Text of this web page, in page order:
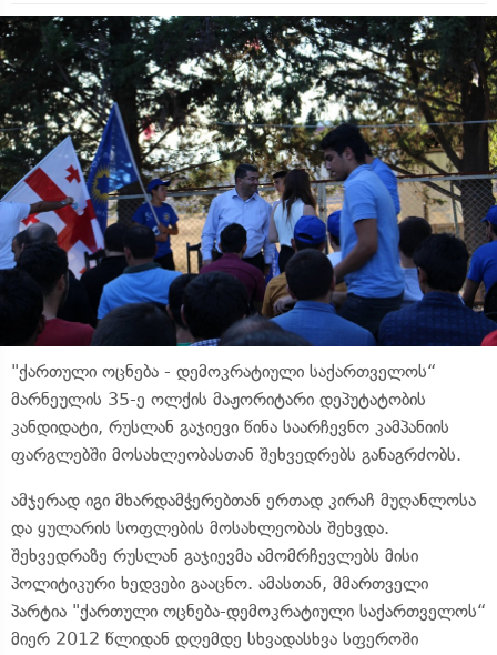
"ქართული ოცნება - დემოკრატიული საქართველოს“
მარნეულის 35-ე ოლქის მაჟორიტარი დეპუტატობის
კანდიდატი, რუსლან გაჯიევი წინა საარჩევნო კამპანიის
ფარგლებში მოსახლეობასთან შეხვედრებს განაგრძობს.
ამჯერად იგი მხარდამჭერებთან ერთად კირაჩ მუღანლოსა
და ყულარის სოფლების მოსახლეობას შეხვდა.
შეხვედრაზე რუსლან გაჯიევმა ამომრჩევლებს მისი
პოლიტიკური ხედვები გააცნო. ამასთან, მმართველი
პარტია "ქართული ოცნება-დემოკრატიული საქართველოს“
მიერ 2012 წლიდან დღემდე სხვადასხვა სფეროში